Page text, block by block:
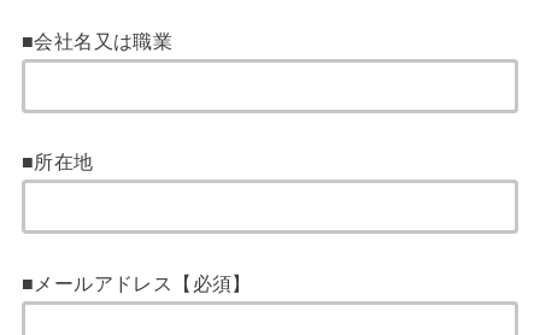
■会社名又は職業
■所在地
■メールアドレス【必須】